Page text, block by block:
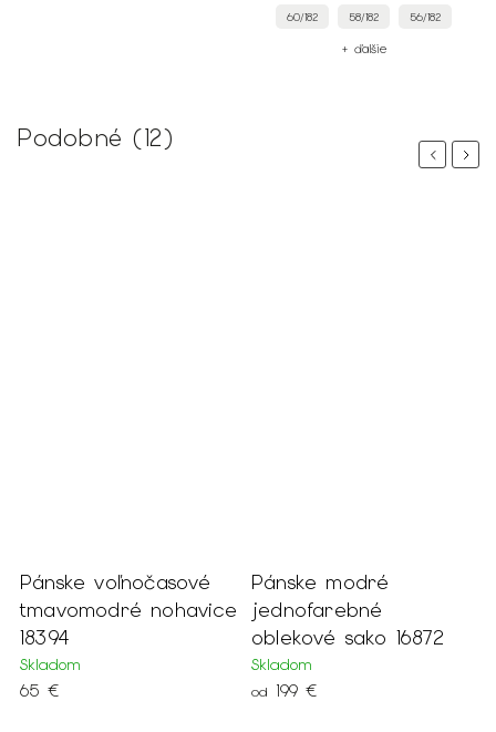
60/182 58/182 56/182
+ ďalšie
Podobné (12)
Previous
Pánske voľnočasové
tmavomodré nohavice
18394
Skladom
65 €
Pánske modré
jednofarebné
oblekové sako 16872
Skladom
od 199 €
Next